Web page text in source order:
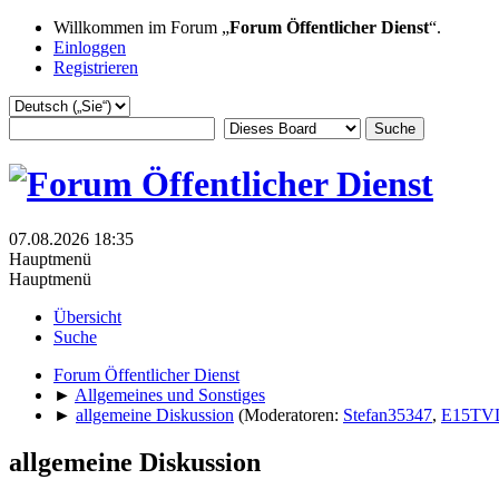
Willkommen im Forum „Forum Öffentlicher Dienst“.
Einloggen
Registrieren
07.08.2026 18:35
Hauptmenü
Hauptmenü
Übersicht
Suche
Forum Öffentlicher Dienst
► Allgemeines und Sonstiges
► allgemeine Diskussion (Moderatoren: Stefan35347,
allgemeine Diskussion